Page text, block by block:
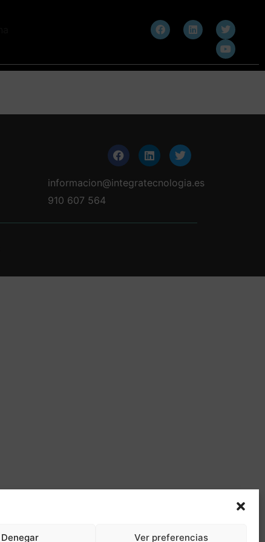
Denegar Ver preferencias
informacion@integratecnologia.es
910 607 564